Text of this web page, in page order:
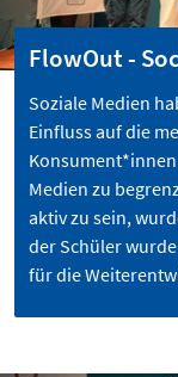
FlowOut -
Soziale Medien
Einfluss auf die
Medien zu
aktiv zu sein,
der Schüler
für die